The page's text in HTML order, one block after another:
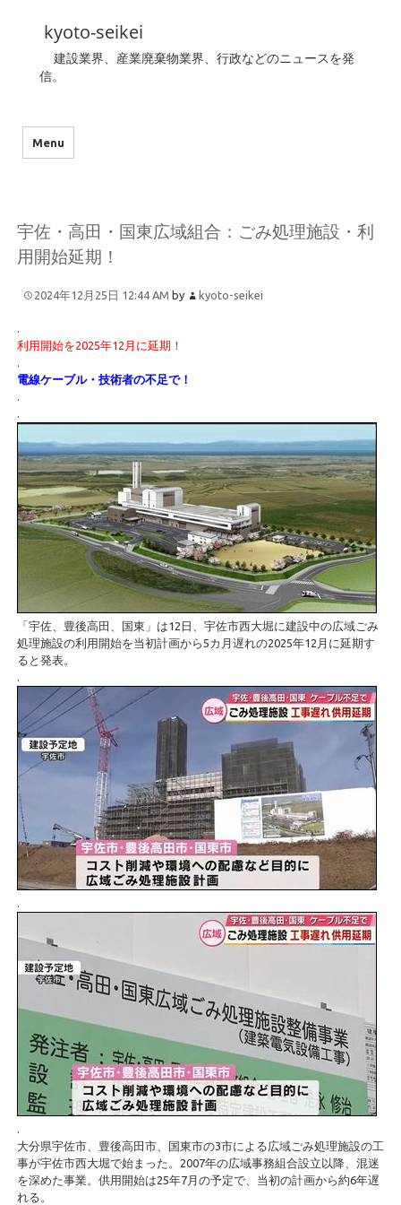
kyoto-seikei
建設業界、産業廃棄物業界、行政などのニュースを発
信。
Menu
宇佐・高田・国東広域組合：ごみ処理施設・利
用開始延期！
2024年12月25日 12:44 AM by kyoto-seikei
.
利用開始を2025年12月に延期！
.
電線ケーブル・技術者の不足で！
.
.
「宇佐、豊後高田、国東」は12日、宇佐市西大堀に建設中の広域ごみ
処理施設の利用開始を当初計画から5カ月遅れの2025年12月に延期す
ると発表。
.
.
.
大分県宇佐市、豊後高田市、国東市の3市による広域ごみ処理施設の工
事が宇佐市西大堀で始まった。2007年の広域事務組合設立以降、混迷
を深めた事業。供用開始は25年7月の予定で、当初の計画から約6年遅
れる。